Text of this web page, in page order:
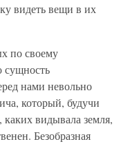
видеть вещи в их
по своему
нами невольно
который, будучи
видывала земля,
Безобразная